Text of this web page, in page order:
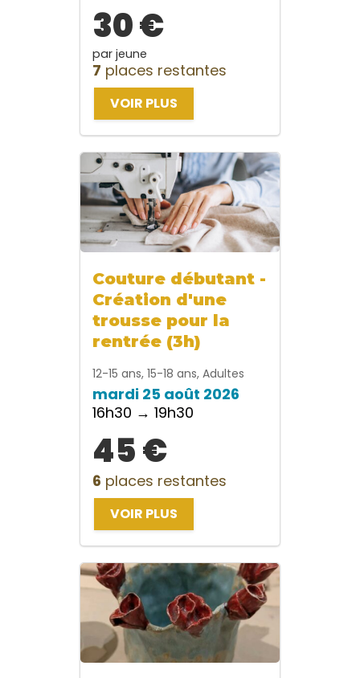
30 €
par jeune
7 places restantes
VOIR PLUS
Couture débutant -
Création d'une
trousse pour la
rentrée (3h)
12-15 ans, 15-18 ans, Adultes
mardi 25 août 2026
16h30 → 19h30
45 €
6 places restantes
VOIR PLUS